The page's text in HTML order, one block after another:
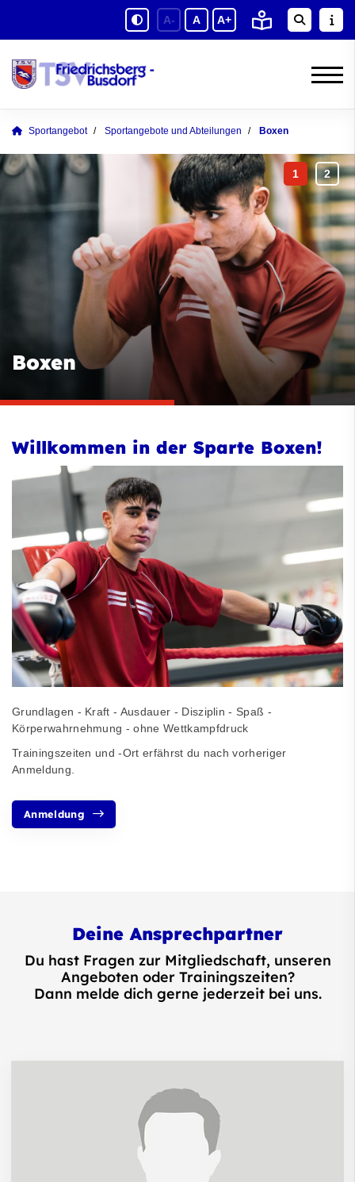
A- A A+
Sportangebot Sportangebote und Abteilungen Boxen
Boxen
Willkommen in der Sparte Boxen!
Grundlagen - Kraft - Ausdauer - Disziplin - Spaß -
Körperwahrnehmung - ohne Wettkampfdruck
Trainingszeiten und -Ort erfährst du nach vorheriger
Anmeldung.
Anmeldung
Deine Ansprechpartner
Du hast Fragen zur Mitgliedschaft, unseren
Angeboten oder Trainingszeiten?
Dann melde dich gerne jederzeit bei uns.